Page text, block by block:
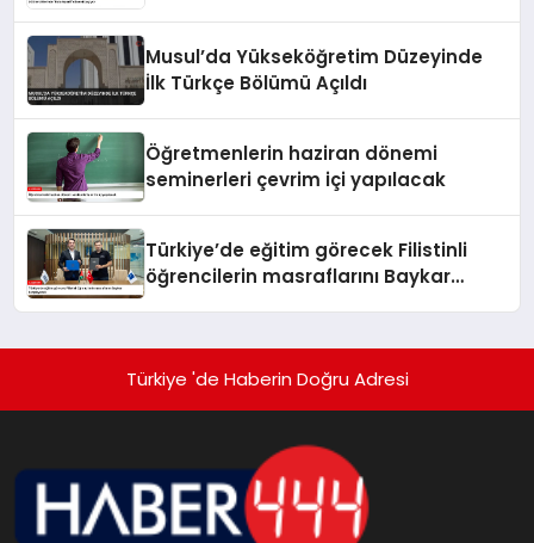
Musul’da Yükseköğretim Düzeyinde
İlk Türkçe Bölümü Açıldı
Öğretmenlerin haziran dönemi
seminerleri çevrim içi yapılacak
Türkiye’de eğitim görecek Filistinli
öğrencilerin masraflarını Baykar
Türkiye 'de Haberin Doğru Adresi